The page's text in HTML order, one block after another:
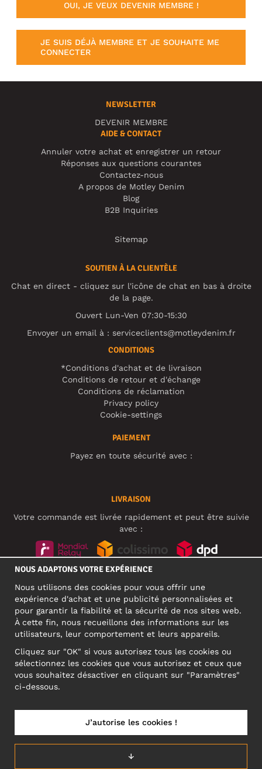
OUI, JE VEUX DEVENIR MEMBRE !
JE SUIS DÉJÀ MEMBRE ET JE SOUHAITE ME
CONNECTER
NEWSLETTER
DEVENIR MEMBRE
AIDE & CONTACT
Annuler votre achat et enregistrer un retour
Réponses aux questions courantes
Contactez-nous
A propos de Motley Denim
Blog
B2B Inquiries
Sitemap
SOUTIEN À LA CLIENTÈLE
Chat en direct - cliquez sur l'icône de chat en bas à droite
de la page.
Ouvert Lun-Ven 07:30-15:30
Envoyer un email à : serviceclients@motleydenim.fr
CONDITIONS
*Conditions d'achat et de livraison
Conditions de retour et d'échange
Conditions de réclamation
Privacy policy
Cookie-settings
PAIEMENT
Payez en toute sécurité avec :
LIVRAISON
Votre commande est livrée rapidement et peut être suivie
avec :
ADRESSE PROFESSIONNELLE
Narva mnt 5, EE-10117 Tallinn
Reg: 12356245
ATTENTION ! N'envoyez pas les retours de produits à cette
FRANCE/FRANÇAIS (FR)
NOUS ADAPTONS VOTRE EXPÉRIENCE
Nous utilisons des cookies pour vous offrir une
expérience d'achat et une publicité personnalisées et
pour garantir la fiabilité et la sécurité de nos sites web.
À cette fin, nous recueillons des informations sur les
utilisateurs, leur comportement et leurs appareils.
Cliquez sur "OK" si vous autorisez tous les cookies ou
sélectionnez les cookies que vous autorisez et ceux que
vous souhaitez désactiver en cliquant sur "Paramètres"
ci-dessous.
↓
J’autorise les cookies !